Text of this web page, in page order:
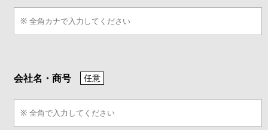
会社名・商号 任意